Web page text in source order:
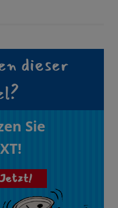
dieser
Sie